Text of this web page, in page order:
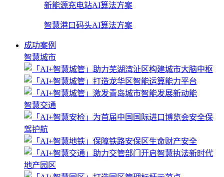
新能源充电站AI算法方案
智慧港口码头AI算法方案
成功案例
智慧城市
智慧交通
地产园区